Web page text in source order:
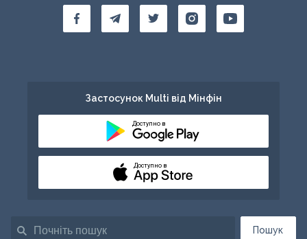
Пошук
Застосунок Multi від Мінфін
Доступно в
Доступно в